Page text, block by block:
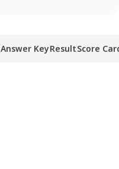
Answer KeyResultScore